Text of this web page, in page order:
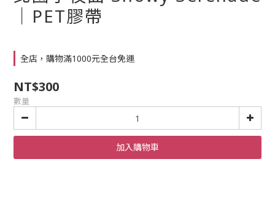
｜PET膠帶
全店，購物滿1000元全台免運
NT$300
數量
加入購物車